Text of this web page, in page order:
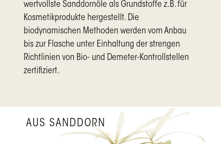
wertvollste Sanddornöle als Grundstoffe z.B. für
Kosmetikprodukte hergestellt. Die
biodynamischen Methoden werden vom Anbau
bis zur Flasche unter Einhaltung der strengen
Richtlinien von Bio- und Demeter-Kontrollstellen
zertifiziert.
AUS SANDDORN